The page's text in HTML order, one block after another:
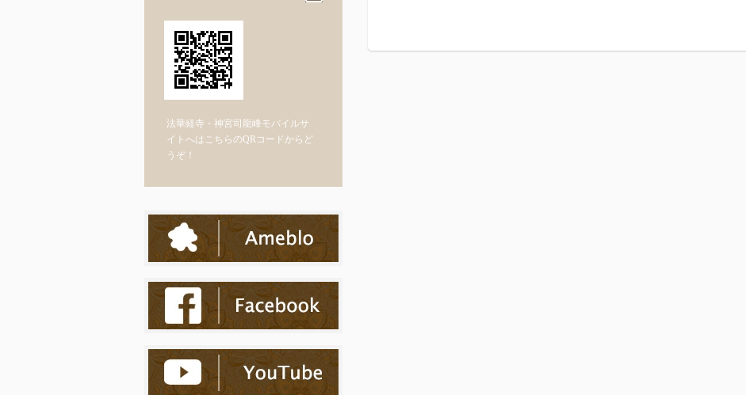
法華経寺・神宮司龍峰モバイルサ
イトへはこちらのQRコードからど
うぞ！